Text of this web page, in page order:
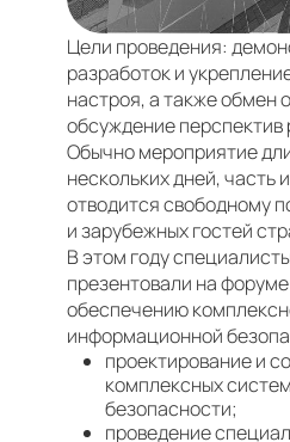
Цели проведения:
разработок и
настроя, а также обмен
обсуждение перспектив
Обычно мероприятие
нескольких дней, часть
отводится свободному
и зарубежных гостей
В этом году
презентовали на
обеспечению
информационной
проектирование и
комплексных
безопасности;
проведение